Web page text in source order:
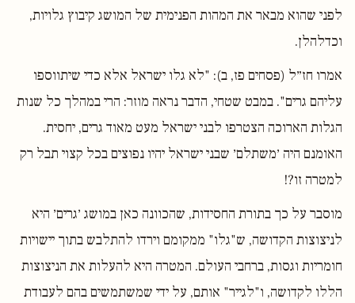
לפני שהוא מבאר את המהות הפנימית של המושג קיבוץ גלויות,
וכדלהלן.
אמרו חז״ל (פסחים פז, ב): "לא גלו ישראל אלא כדי שיתווספו
עליהם גרים". במבט שטחי, הדבר נראה מוזר: הרי במהלך כל שנות
הגלות הארוכה הצטרפו לבני ישראל מעט מאוד גרים, יחסית.
האומנם היה ׳משתלם׳ שבני ישראל יהיו נפוצים בכל קצוי תבל רק
למטרה זו?!
מוסבר על כך בתורת החסידות, שהכוונה כאן במושג ׳גרים׳ היא
לניצוצות הקדושה, ש"גלו" ממקומם וירדו להתלבש בתוך יישויות
חומריות וגסות, ברחבי העולם. המטרה היא להעלות את הניצוצות
הללו לקדושה, ו"לגייר" אותם, על ידי שמשתמשים בהם לעבודת